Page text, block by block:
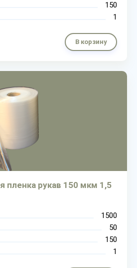
150
1
В корзину
пленка рукав 150 мкм 1,5
1500
50
150
1